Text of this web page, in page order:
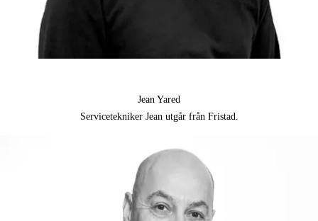
Jean Yared
Servicetekniker Jean utgår från Fristad.